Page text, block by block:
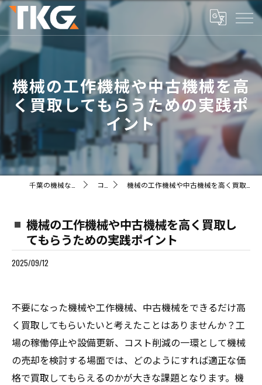
機械の工作機械や中古機械を高
く買取してもらうための実践ポ
イント
コラム 機械の工作機械や中古機械を高く買取してもらうための実践ポイント
機械の工作機械や中古機械を高く買取し
てもらうための実践ポイント
2025/09/12
不要になった機械や工作機械、中古機械をできるだけ高
く買取してもらいたいと考えたことはありませんか？工
場の稼働停止や設備更新、コスト削減の一環として機械
の売却を検討する場面では、どのようにすれば適正な価
格で買取してもらえるのかが大きな課題となります。機